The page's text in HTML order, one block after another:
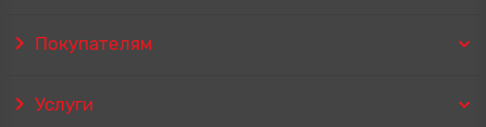
Покупателям
Услуги